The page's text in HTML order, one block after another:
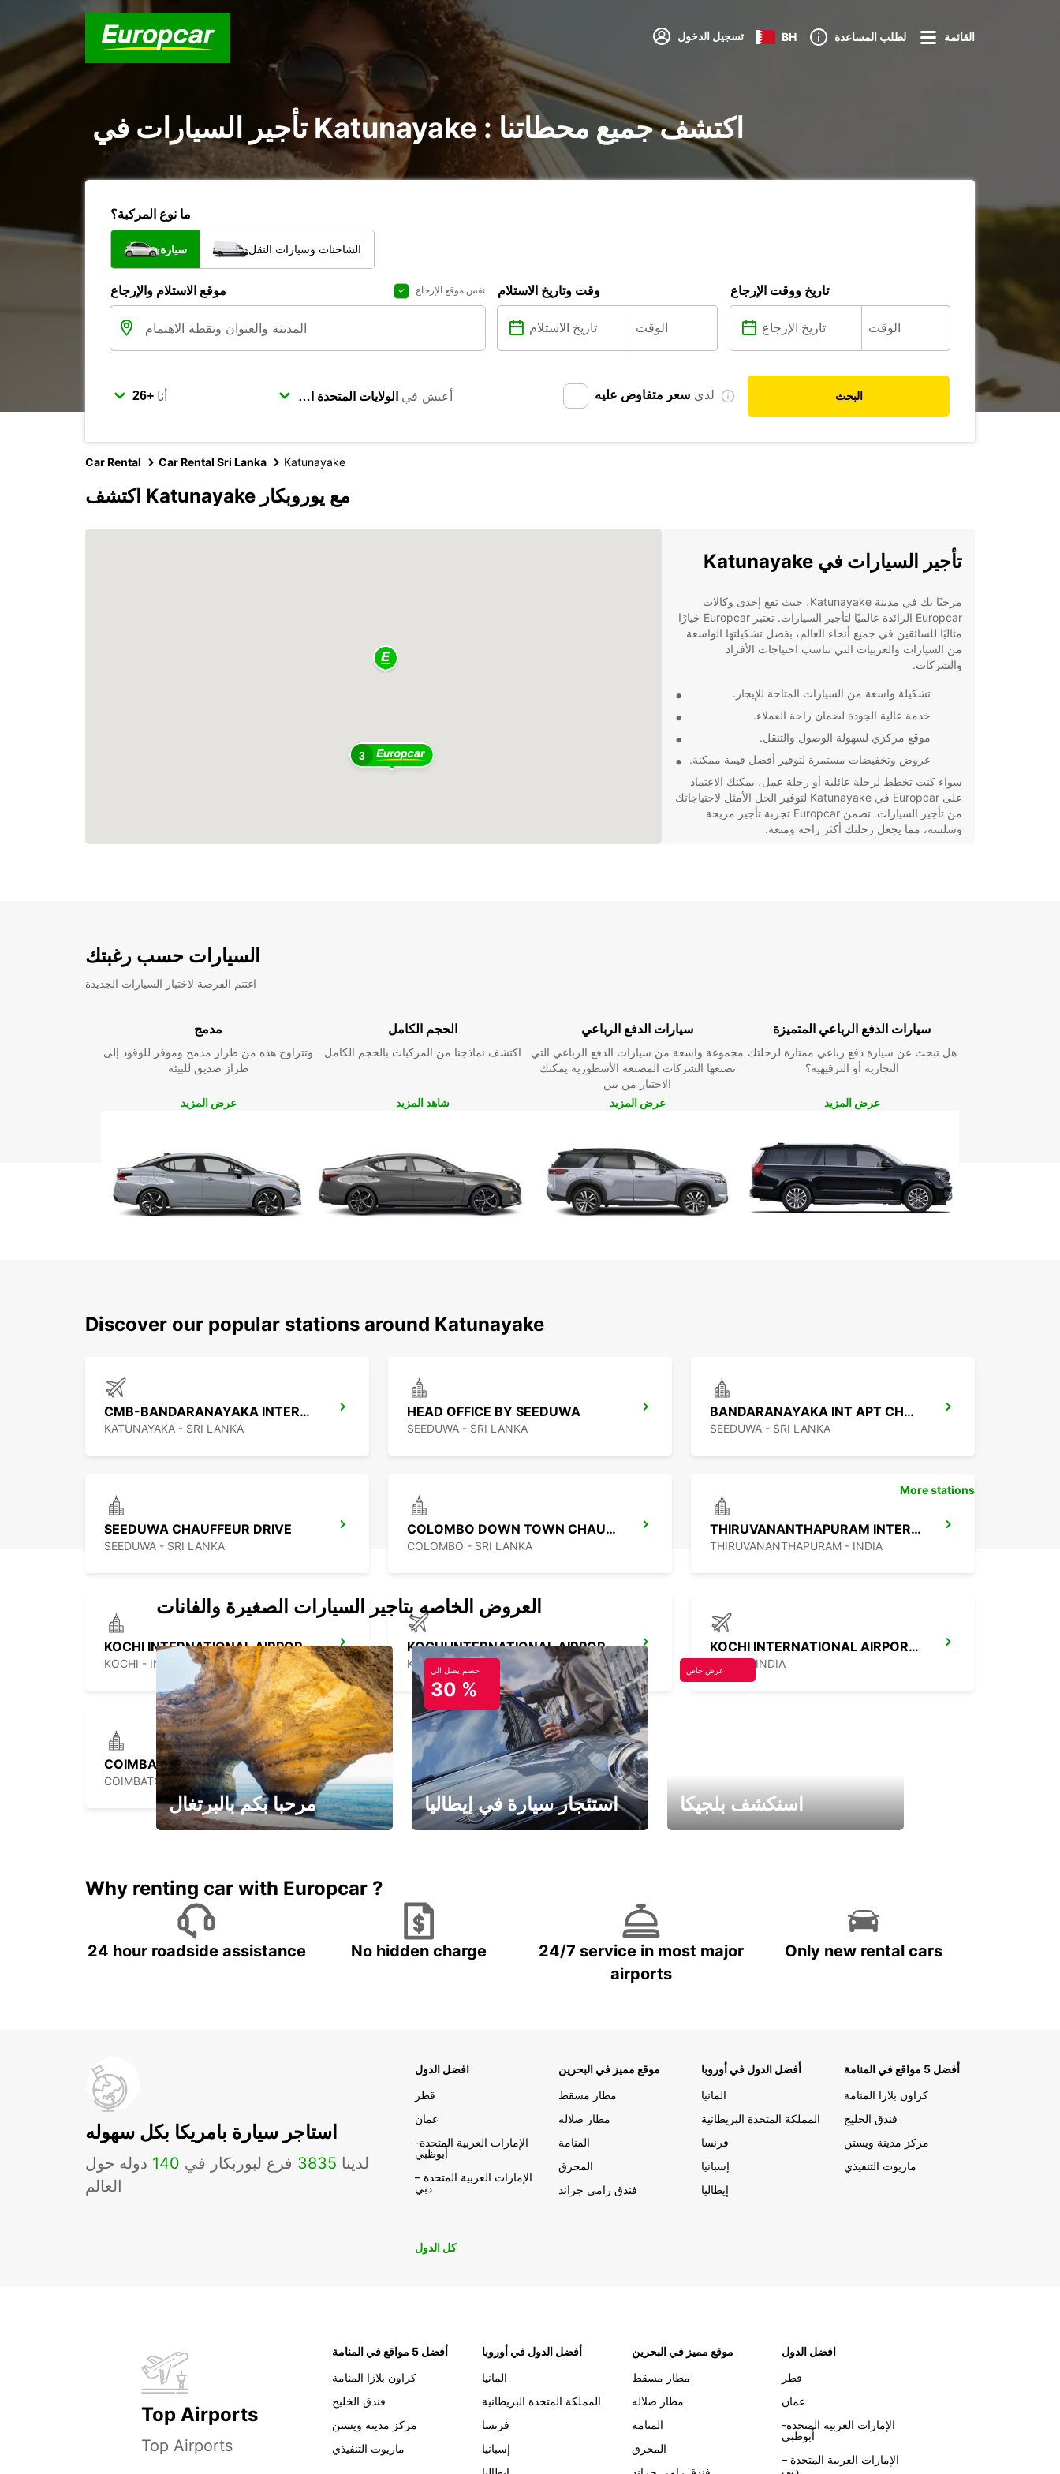
تسجيل الدخول BH لطلب المساعدة القائمة
تأجير السيارات في Katunayake : اكتشف جميع محطاتنا
ما نوع المركبة؟
سيارة الشاحنات وسيارات النقل
موقع الاستلام والإرجاع نفس موقع الإرجاع وقت وتاريخ الاستلام تاريخ ووقت الإرجاع
أنا أعيش في لدي سعر متفاوض عليه البحث
Car Rental Car Rental Sri Lanka Katunayake
اكتشف Katunayake مع يوروبكار
3
تأجير السيارات في Katunayake
مرحبًا بك في مدينة Katunayake، حيث تقع إحدى وكالات
Europcar الرائدة عالميًا لتأجير السيارات. تعتبر Europcar خيارًا
مثاليًا للسائقين في جميع أنحاء العالم، بفضل تشكيلتها الواسعة
من السيارات والعربيات التي تناسب احتياجات الأفراد
والشركات.
تشكيلة واسعة من السيارات المتاحة للإيجار.
خدمة عالية الجودة لضمان راحة العملاء.
موقع مركزي لسهولة الوصول والتنقل.
عروض وتخفيضات مستمرة لتوفير أفضل قيمة ممكنة.
سواء كنت تخطط لرحلة عائلية أو رحلة عمل، يمكنك الاعتماد
على Europcar في Katunayake لتوفير الحل الأمثل لاحتياجاتك
من تأجير السيارات. تضمن Europcar تجربة تأجير مريحة
وسلسة، مما يجعل رحلتك أكثر راحة ومتعة.
السيارات حسب رغبتك
اغتنم الفرصة لاختبار السيارات الجديدة
مدمج
وتتراوح هذه من طراز مدمج وموفر للوقود إلى
طراز صديق للبيئة
عرض المزيد
الحجم الكامل
اكتشف نماذجنا من المركبات بالحجم الكامل
شاهد المزيد
سيارات الدفع الرباعي
مجموعة واسعة من سيارات الدفع الرباعي التي
تصنعها الشركات المصنعة الأسطورية يمكنك
الاختيار من بين
عرض المزيد
سيارات الدفع الرباعي المتميزة
هل تبحث عن سيارة دفع رباعي ممتازة لرحلتك
التجارية أو الترفيهية؟
عرض المزيد
Discover our popular stations around Katunayake
CMB-BANDARANAYAKA INTERNATIONAL AIRPORT
KATUNAYAKA - SRI LANKA
HEAD OFFICE BY SEEDUWA
SEEDUWA - SRI LANKA
BANDARANAYAKA INT APT CHAUFFEUR
SEEDUWA - SRI LANKA
SEEDUWA CHAUFFEUR DRIVE
SEEDUWA - SRI LANKA
COLOMBO DOWN TOWN CHAUFFEUR DRIVE
COLOMBO - SRI LANKA
THIRUVANANTHAPURAM INTERNATIONAL AIRPORT
THIRUVANANTHAPURAM - INDIA
KOCHI INTERNATIONAL AIRPORT CHAUFFEUR DRIVE
KOCHI - INDIA
KOCHI INTERNATIONAL AIRPORT TERMINAL 1
KOCHI - INDIA
KOCHI INTERNATIONAL AIRPORT TERMINAL 2
KOCHI - INDIA
COIMBATORE INTERNATIONAL AIRPORT
COIMBATORE - INDIA
More stations
العروض الخاصه بتاجير السيارات الصغيرة والفانات
مرحبا بكم بالبرتغال
خصم يصل الي
30 %
استئجار سيارة في إيطاليا
عرض خاص
اسنكشف بلجيكا
Why renting car with Europcar ?
24 hour roadside assistance No hidden charge
24/7 service in most major
airports
Only new rental cars
استاجر سيارة بامريكا بكل سهوله
لدينا 3835 فرع لبوربكار في 140 دوله حول
العالم
افضل الدول
قطر
عمان
الإمارات العربية المتحدة-
أبوظبي
الإمارات العربية المتحدة –
دبي
موقع مميز في البحرين
مطار مسقط
مطار صلاله
المنامة
المحرق
فندق رامي جراند
أفضل الدول في أوروبا
المانيا
المملكة المتحدة البريطانية
فرنسا
إسبانيا
إيطاليا
أفضل 5 مواقع في المنامة
كراون بلازا المنامة
فندق الخليج
مركز مدينة ويستن
ماريوت التنفيذي
كل الدول
Top Airports
Top Airports
أفضل 5 مواقع في المنامة
كراون بلازا المنامة
فندق الخليج
مركز مدينة ويستن
ماريوت التنفيذي
أفضل الدول في أوروبا
المانيا
المملكة المتحدة البريطانية
فرنسا
إسبانيا
موقع مميز في البحرين
مطار مسقط
مطار صلاله
المنامة
المحرق
افضل الدول
قطر
عمان
الإمارات العربية المتحدة-
أبوظبي
الإمارات العربية المتحدة –
دبي